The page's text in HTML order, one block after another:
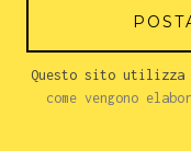
Questo sito utilizza
come vengono